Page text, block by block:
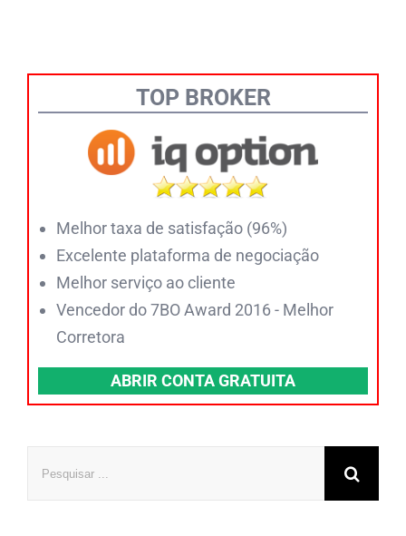
TOP BROKER
Melhor taxa de satisfação (96%)
Excelente plataforma de negociação
Melhor serviço ao cliente
Vencedor do 7BO Award 2016 - Melhor
Corretora
ABRIR CONTA GRATUITA